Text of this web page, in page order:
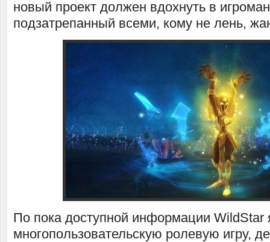
новый проект должен вдохнуть в
подзатрепанный всеми, кому не лень,
По пока доступной информации WildStar
многопользовательскую ролевую игру,